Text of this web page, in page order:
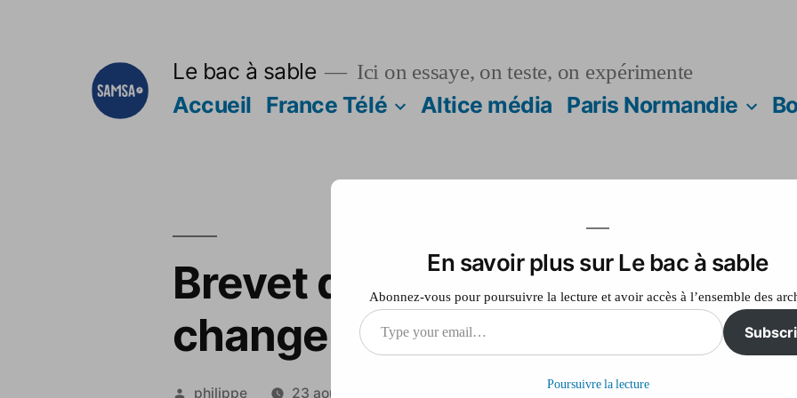
Le bac à sable Ici on essaye, on teste, on expérimente
Accueil France Télé Altice média Paris Normandie
Brevet des collèges : tout ce
changer en 2013
Publié
philippe 23 août 2012 Laisser un commentairesur
En savoir plus sur Le bac à sable
Abonnez-vous pour poursuivre la lecture et avoir accès à l’ensemble des
Type
your
Poursuivre la lecture